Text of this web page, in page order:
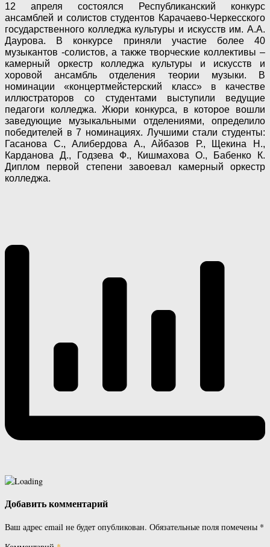
12 апреля состоялся Республиканский конкурс
ансамблей и солистов студентов Карачаево-Черкесского
государственного колледжа культуры и искусств им. А.А.
Даурова. В конкурсе приняли участие более 40
музыкантов -солистов, а также творческие коллективы –
камерный оркестр колледжа культуры и искусств и
хоровой ансамбль отделения теории музыки. В
номинации «концертмейстерский класс» в качестве
иллюстраторов со студентами выступили ведущие
педагоги колледжа.Жюри конкурса, в которое вошли
заведующие музыкальными отделениями, определило
победителей в 7 номинациях. Лучшими стали студенты:
Гасанова С., Алибердова А., Айбазов Р., Щекина Н.,
Карданова Д., Годзева Ф., Кишмахова О., Бабенко К.
Диплом первой степени завоевал камерный оркестр
колледжа.
Добавить комментарий
Ваш адрес email не будет опубликован. Обязательные поля помечены *